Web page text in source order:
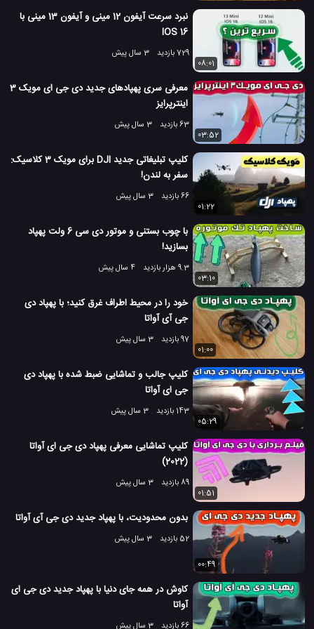
نبرد سرعت آیفون 12 مینی و آیفون 13 مینی با
IOS 16
729 بازدید
3 سال پیش
08:01
معرفی سری پهپادهای جدید دی جی ای مویک 3
اینترپرایز
63 بازدید
3 سال پیش
03:52
کلیپ تبلیغاتی جدید DJI برای مویک 3 کلاسیک:
سفر به لندن!
66 بازدید
3 سال پیش
01:22
با چوب بستنی و موتور دی سی 6 ولت پهپاد
بسازید!
9.3 هزار بازدید
4 سال پیش
03:10
خود را در محیط اطراف غرق کنید؛ با پهپاد دی
جی آی آواتا
97 بازدید
3 سال پیش
01:00
کلیپ جالب و تماشایی ضبط شده با پهپاد دی
جی ای آواتا
143 بازدید
3 سال پیش
05:29
کلیپ تماشایی معرفی پهپاد دی جی ای آواتا
(2022)
89 بازدید
3 سال پیش
01:51
بدون محدودیت، با پهپاد جدید دی جی آی آواتا
52 بازدید 3 سال پیش
00:49
کاوش در همه جای دنیا با پهپاد جدید دی جی ای
آواتا
66 بازدید 3 سال پیش